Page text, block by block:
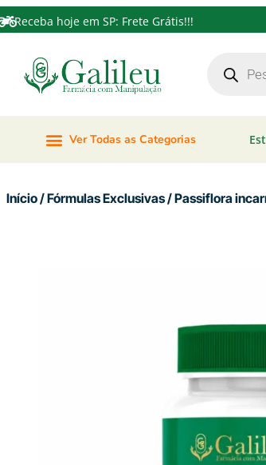
Receba hoje em SP: Frete Grátis!!!
Ver Todas as Categorias
Início/Fórmulas Exclusivas/ Passiflora